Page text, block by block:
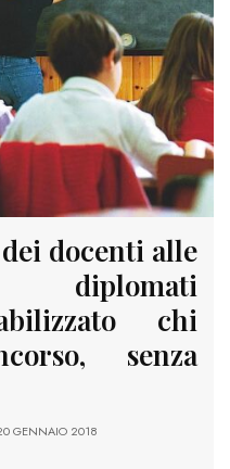
docenti alle
diplomati
chi
senza
GENNAIO 2018